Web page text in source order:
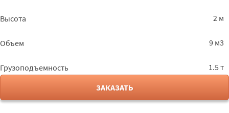
Высота 2 м
Объем 9 м3
Грузоподъемность
1.5 т
ЗАКАЗАТЬ